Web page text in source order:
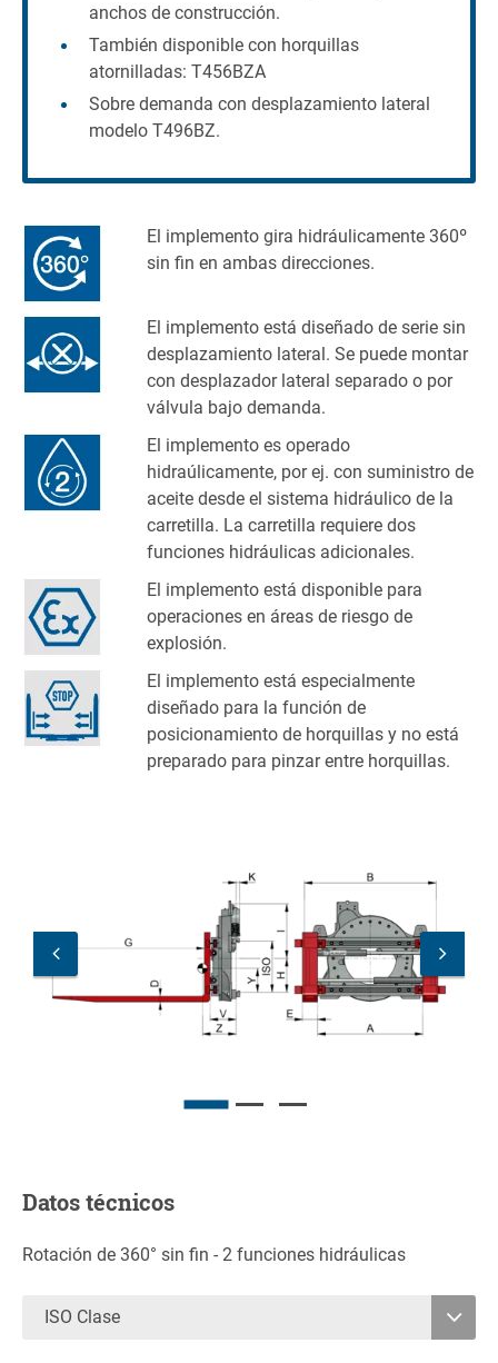
anchos de construcción.
También disponible con horquillas
atornilladas: T456BZA
Sobre demanda con desplazamiento lateral
modelo T496BZ.
El implemento gira hidráulicamente 360º
sin fin en ambas direcciones.
El implemento está diseñado de serie sin
desplazamiento lateral. Se puede montar
con desplazador lateral separado o por
válvula bajo demanda.
El implemento es operado
hidraúlicamente, por ej. con suministro de
aceite desde el sistema hidráulico de la
carretilla. La carretilla requiere dos
funciones hidráulicas adicionales.
El implemento está disponible para
operaciones en áreas de riesgo de
explosión.
El implemento está especialmente
diseñado para la función de
posicionamiento de horquillas y no está
preparado para pinzar entre horquillas.
Datos técnicos
Rotación de 360° sin fin - 2 funciones hidráulicas
ISO Clase